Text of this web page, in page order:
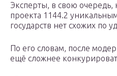
Эксперты, в свою
проекта 1144.2
государств нет схожих по
По его словам, после
ещё сложнее